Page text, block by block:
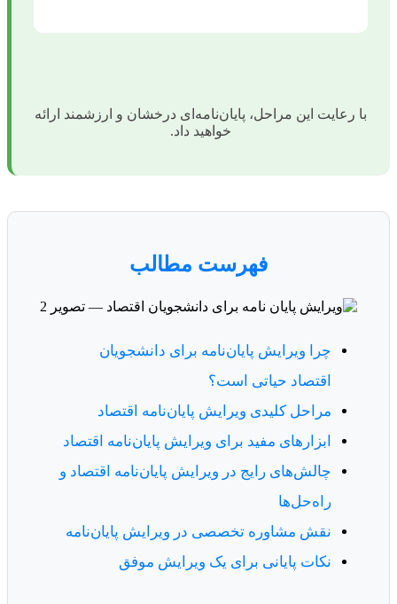
با رعایت این مراحل، پایان‌نامه‌ای درخشان و ارزشمند ارائه
خواهید داد.
فهرست مطالب
چرا ویرایش پایان‌نامه برای دانشجویان
اقتصاد حیاتی است؟
مراحل کلیدی ویرایش پایان‌نامه اقتصاد
ابزارهای مفید برای ویرایش پایان‌نامه اقتصاد
چالش‌های رایج در ویرایش پایان‌نامه اقتصاد و
راه‌حل‌ها
نقش مشاوره تخصصی در ویرایش پایان‌نامه
نکات پایانی برای یک ویرایش موفق